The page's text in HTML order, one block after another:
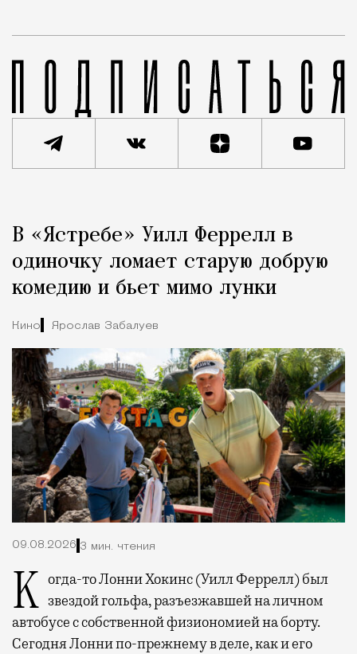
Город
В «Ястребе» Уилл Феррелл в
одиночку ломает старую добрую
комедию и бьет мимо лунки
Кино Ярослав Забалуев
09.08.2026 3 мин. чтения
Когда-то Лонни Хокинс (Уилл Феррелл) был звездой гольфа, разъезжавшей на личном
автобусе с собственной физиономией на борту.
Сегодня Лонни по-прежнему в деле, как и его